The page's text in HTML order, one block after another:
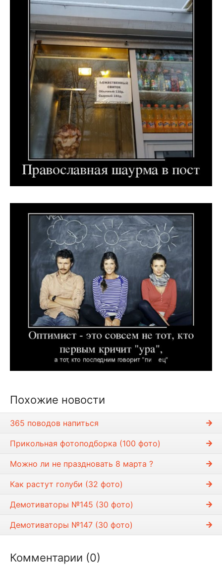
Похожие новости
365 поводов напиться
Прикольная фотоподборка (100 фото)
Можно ли не праздновать 8 марта ?
Как растут голуби (32 фото)
Демотиваторы №145 (30 фото)
Демотиваторы №147 (30 фото)
Комментарии (0)